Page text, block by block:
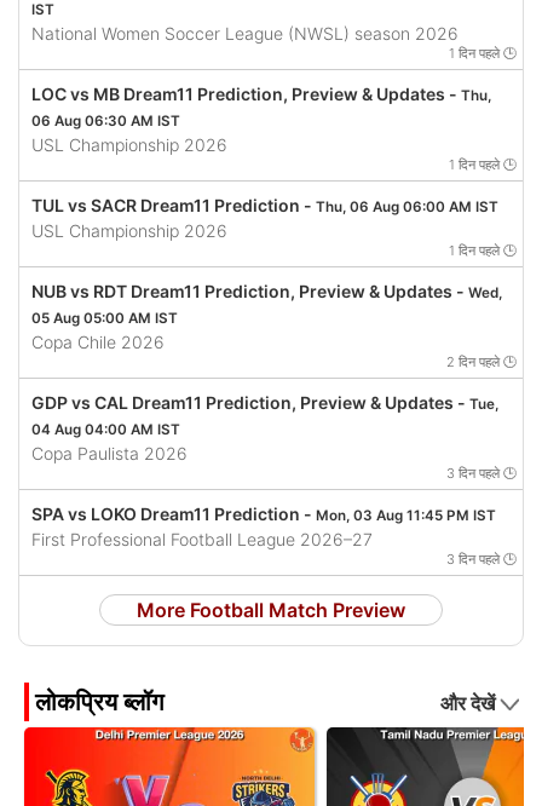
IST
National Women Soccer League (NWSL) season 2026
1 दिन पहले 🕒
LOC vs MB Dream11 Prediction, Preview & Updates - Thu,
06 Aug 06:30 AM IST
USL Championship 2026
1 दिन पहले 🕒
TUL vs SACR Dream11 Prediction - Thu, 06 Aug 06:00 AM IST
USL Championship 2026
1 दिन पहले 🕒
NUB vs RDT Dream11 Prediction, Preview & Updates - Wed,
05 Aug 05:00 AM IST
Copa Chile 2026
2 दिन पहले 🕒
GDP vs CAL Dream11 Prediction, Preview & Updates - Tue,
04 Aug 04:00 AM IST
Copa Paulista 2026
3 दिन पहले 🕒
SPA vs LOKO Dream11 Prediction - Mon, 03 Aug 11:45 PM IST
First Professional Football League 2026–27
3 दिन पहले 🕒
More Football Match Preview
लोकप्रिय ब्लॉग और देखें